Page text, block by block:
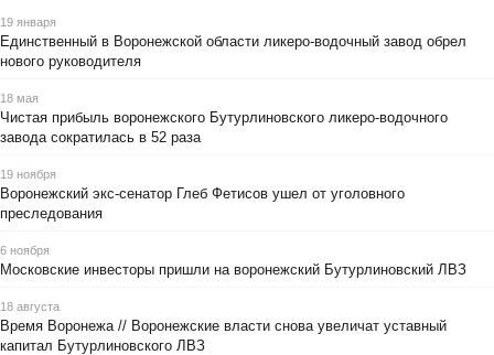
19 января
Единственный в Воронежской области ликеро-водочный завод обрел
нового руководителя
18 мая
Чистая прибыль воронежского Бутурлиновского ликеро-водочного
завода сократилась в 52 раза
19 ноября
Воронежский экс-сенатор Глеб Фетисов ушел от уголовного
преследования
6 ноября
Московские инвесторы пришли на воронежский Бутурлиновский ЛВЗ
18 августа
Время Воронежа // Воронежские власти снова увеличат уставный
капитал Бутурлиновского ЛВЗ